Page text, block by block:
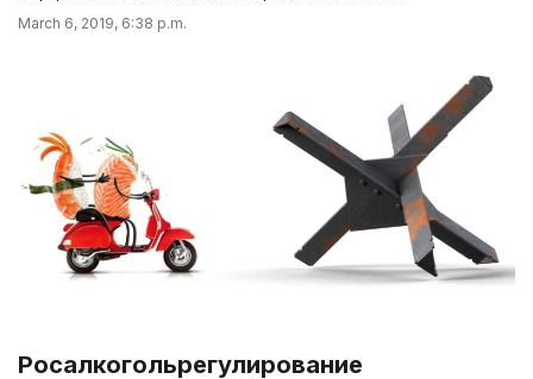
March 6, 2019, 6:38 p.m.
Росалкогольрегулирование